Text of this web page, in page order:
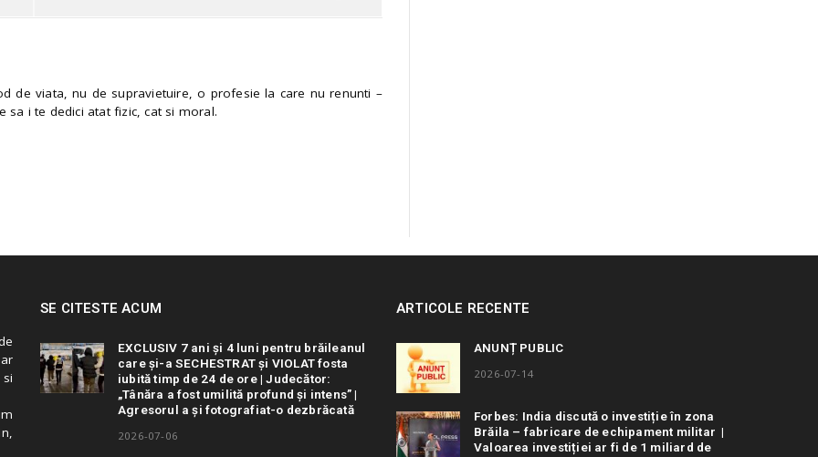
de viata, nu de supravietuire, o profesie la care nu renunti –
sa i te dedici atat fizic, cat si moral.
SE CITESTE ACUM
EXCLUSIV 7 ani și 4 luni pentru brăileanul
care și-a SECHESTRAT și VIOLAT fosta
iubită timp de 24 de ore | Judecător:
„Tânăra a fost umilită profund și intens” |
Agresorul a și fotografiat-o dezbrăcată
2026-07-06
ARTICOLE RECENTE
ANUNȚ PUBLIC
2026-07-14
Forbes: India discută o investiție în zona
Brăila – fabricare de echipament militar |
Valoarea investiției ar fi de 1 miliard de